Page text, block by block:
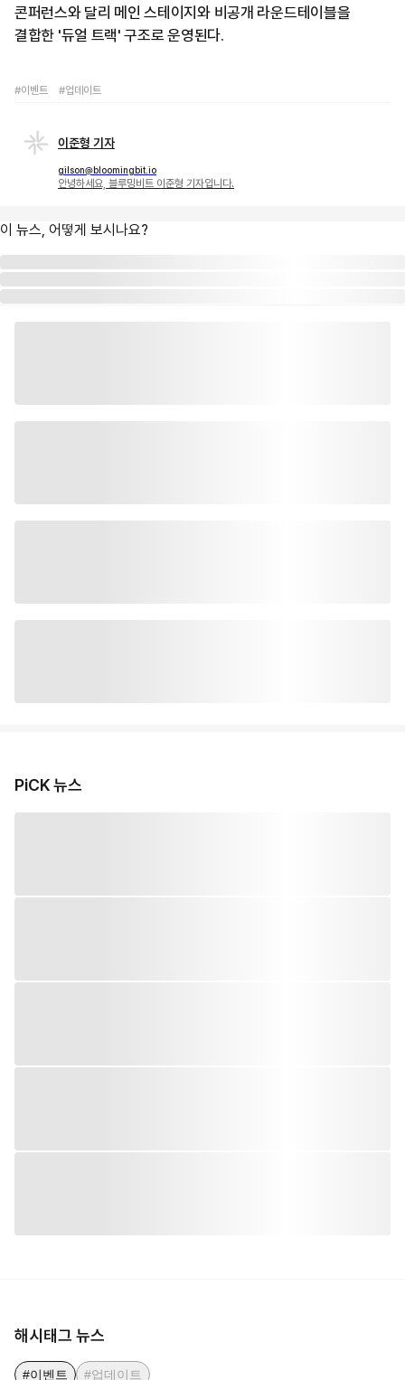
콘퍼런스와 달리 메인 스테이지와 비공개 라운드테이블을
결합한 '듀얼 트랙' 구조로 운영된다.
#이벤트 #업데이트
이준형 기자
gilson@bloomingbit.io
안녕하세요, 블루밍비트 이준형 기자입니다.
이 뉴스, 어떻게 보시나요?
PiCK 뉴스
해시태그 뉴스
#이벤트 #업데이트